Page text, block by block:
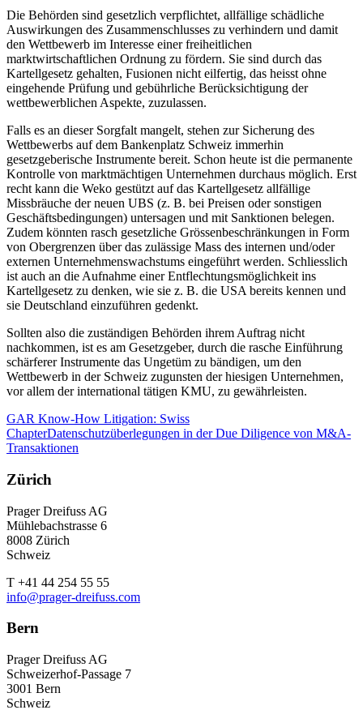
Die Behörden sind gesetzlich verpflichtet, allfällige schädliche
Auswirkungen des Zusammenschlusses zu verhindern und damit
den Wettbewerb im Interesse einer freiheitlichen
marktwirtschaftlichen Ordnung zu fördern. Sie sind durch das
Kartellgesetz gehalten, Fusionen nicht eilfertig, das heisst ohne
eingehende Prüfung und gebührliche Berücksichtigung der
wettbewerblichen Aspekte, zuzulassen.
Falls es an dieser Sorgfalt mangelt, stehen zur Sicherung des
Wettbewerbs auf dem Bankenplatz Schweiz immerhin
gesetzgeberische Instrumente bereit. Schon heute ist die permanente
Kontrolle von marktmächtigen Unternehmen durchaus möglich. Erst
recht kann die Weko gestützt auf das Kartellgesetz allfällige
Missbräuche der neuen UBS (z. B. bei Preisen oder sonstigen
Geschäftsbedingungen) untersagen und mit Sanktionen belegen.
Zudem könnten rasch gesetzliche Grössenbeschränkungen in Form
von Obergrenzen über das zulässige Mass des internen und/oder
externen Unternehmenswachstums eingeführt werden. Schliesslich
ist auch an die Aufnahme einer Entflechtungsmöglichkeit ins
Kartellgesetz zu denken, wie sie z. B. die USA bereits kennen und
sie Deutschland einzuführen gedenkt.
Sollten also die zuständigen Behörden ihrem Auftrag nicht
nachkommen, ist es am Gesetzgeber, durch die rasche Einführung
schärferer Instrumente das Ungetüm zu bändigen, um den
Wettbewerb in der Schweiz zugunsten der hiesigen Unternehmen,
vor allem der international tätigen KMU, zu gewährleisten.
GAR Know-How Litigation: Swiss
ChapterDatenschutzüberlegungen in der Due Diligence von M&A-
Transaktionen
Zürich
Prager Dreifuss AG
Mühlebachstrasse 6
8008 Zürich
Schweiz
T +41 44 254 55 55
info@prager-dreifuss.com
Bern
Prager Dreifuss AG
Schweizerhof-Passage 7
3001 Bern
Schweiz